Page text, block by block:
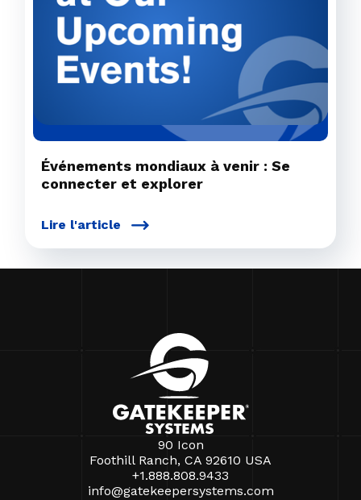
Événements mondiaux à venir : Se
connecter et explorer
Lire l'article
90 Icon
Foothill Ranch, CA 92610 USA
+1.888.808.9433
info@gatekeepersystems.com